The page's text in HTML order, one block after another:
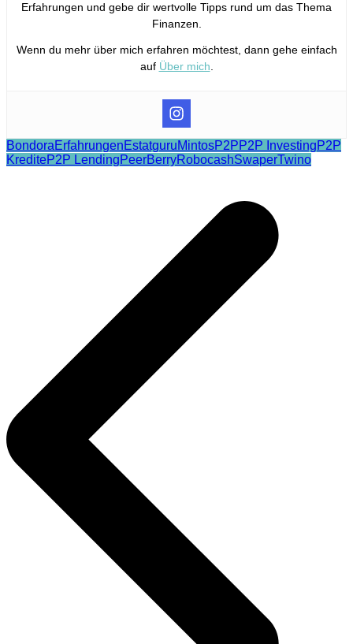
Erfahrungen und gebe dir wertvolle Tipps rund um das Thema
Finanzen.
Wenn du mehr über mich erfahren möchtest, dann gehe einfach
auf Über mich.
BondoraErfahrungenEstatguruMintosP2PP2P InvestingP2P
KrediteP2P LendingPeerBerryRobocashSwaperTwino